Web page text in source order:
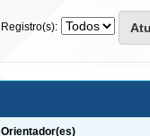
Registro(s):
Orientador(es)